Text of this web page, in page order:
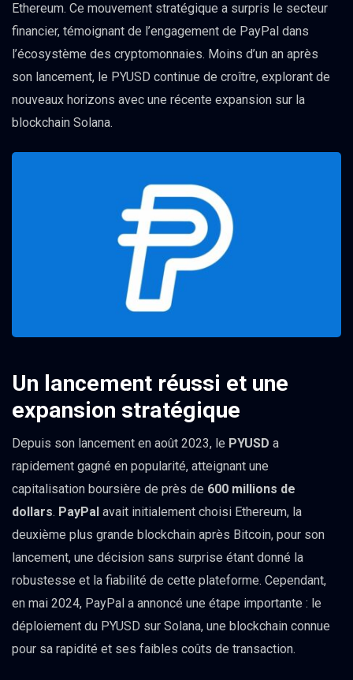
Ethereum. Ce mouvement stratégique a surpris le secteur
financier, témoignant de l’engagement de PayPal dans
l’écosystème des cryptomonnaies. Moins d’un an après
son lancement, le PYUSD continue de croître, explorant de
nouveaux horizons avec une récente expansion sur la
blockchain Solana.
Un lancement réussi et une
expansion stratégique
Depuis son lancement en août 2023, le PYUSD a
rapidement gagné en popularité, atteignant une
capitalisation boursière de près de 600 millions de
dollars. PayPal avait initialement choisi Ethereum, la
deuxième plus grande blockchain après Bitcoin, pour son
lancement, une décision sans surprise étant donné la
robustesse et la fiabilité de cette plateforme. Cependant,
en mai 2024, PayPal a annoncé une étape importante : le
déploiement du PYUSD sur Solana, une blockchain connue
pour sa rapidité et ses faibles coûts de transaction.